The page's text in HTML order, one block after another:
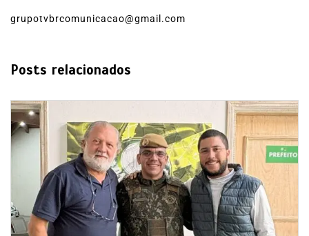
grupotvbrcomunicacao@gmail.com
Posts relacionados